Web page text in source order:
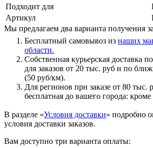
Подходит для
Артикул
Мы предлагаем два варианта получения
Бесплатный самовывоз из наших
области.
Собственная курьерская доставка
для заказов от 20 тыс. руб и по
(50 руб/км).
Для регионов при заказе от 80 тыс.
бесплатная до вашего города:
В разделе «Условия доставки» подробно
условия доставки заказов.
Вам доступно три варианта оплаты: